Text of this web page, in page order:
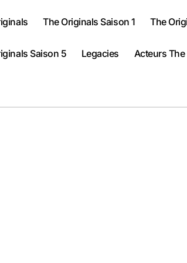
The Originals Saison 1 The
Saison 5 Legacies Acteurs